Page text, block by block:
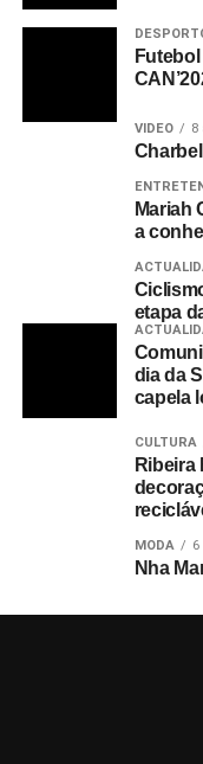
VIDEO 8
Mariah
a
etapa
dia da
capela
CULTURA
Ribeira
MODA
Nha